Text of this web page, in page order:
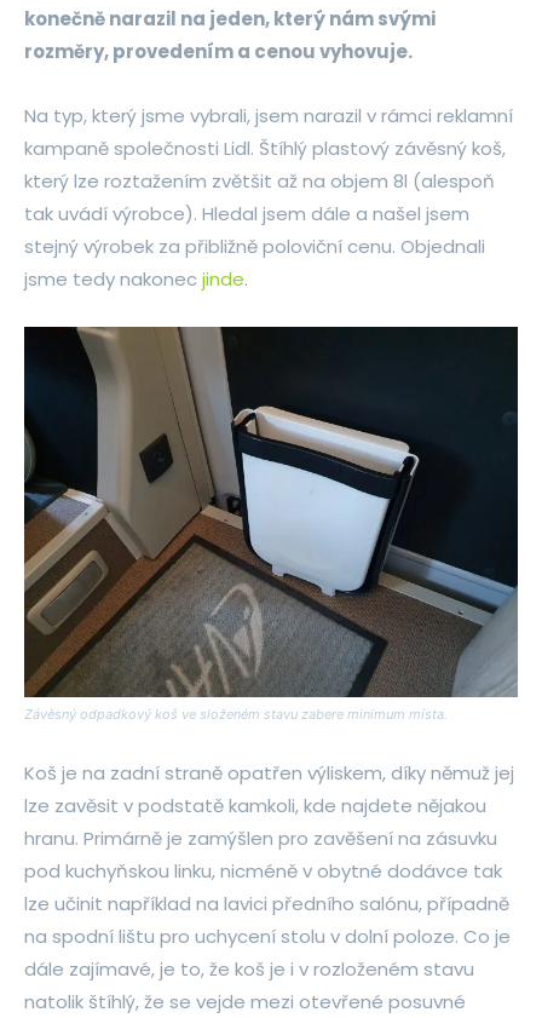
konečně narazil na jeden, který nám svými
rozměry, provedením a cenou vyhovuje.
Na typ, který jsme vybrali, jsem narazil v rámci reklamní
kampaně společnosti Lidl. Štíhlý plastový závěsný koš,
který lze roztažením zvětšit až na objem 8l (alespoň
tak uvádí výrobce). Hledal jsem dále a našel jsem
stejný výrobek za přibližně poloviční cenu. Objednali
jsme tedy nakonecjinde.
Závěsný odpadkový koš ve složeném stavu zabere minimum místa.
Koš je na zadní straně opatřen výliskem, díky němuž jej
lze zavěsit v podstatě kamkoli, kde najdete nějakou
hranu. Primárně je zamýšlen pro zavěšení na zásuvku
pod kuchyňskou linku, nicméně v obytné dodávce tak
lze učinit například na lavici předního salónu, případně
na spodní lištu pro uchycení stolu v dolní poloze. Co je
dále zajímavé, je to, že koš je i v rozloženém stavu
natolik štíhlý, že se vejde mezi otevřené posuvné